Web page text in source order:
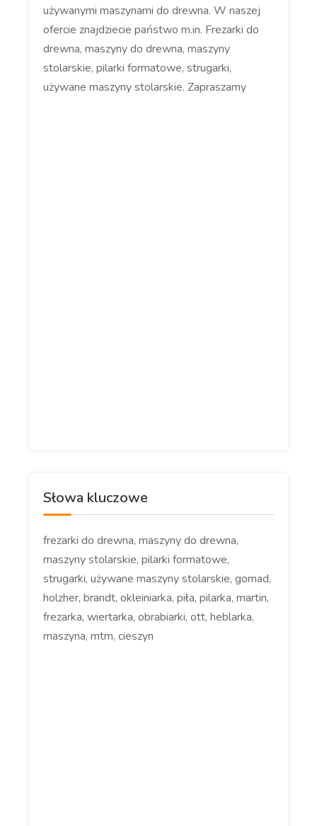
używanymi maszynami do drewna. W naszej
ofercie znajdziecie państwo m.in. Frezarki do
drewna, maszyny do drewna, maszyny
stolarskie, pilarki formatowe, strugarki,
używane maszyny stolarskie. Zapraszamy
Słowa kluczowe
frezarki do drewna, maszyny do drewna,
maszyny stolarskie, pilarki formatowe,
strugarki, używane maszyny stolarskie, gomad,
holzher, brandt, okleiniarka, piła, pilarka, martin,
frezarka, wiertarka, obrabiarki, ott, heblarka,
maszyna, mtm, cieszyn